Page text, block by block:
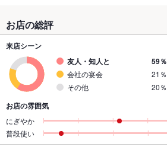
お店の総評
来店シーン
友人・知人と
59％
会社の宴会
21％
その他
20％
お店の雰囲気
にぎやか
普段使い